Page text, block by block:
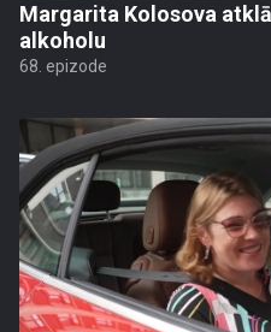
Margarita Kolosova
alkoholu
68. epizode